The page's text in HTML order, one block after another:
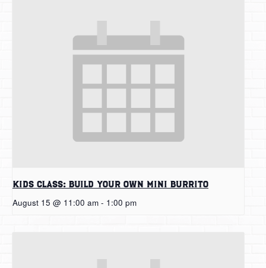
Kids Class: Build Your Own Mini Burrito
August 15 @ 11:00 am - 1:00 pm